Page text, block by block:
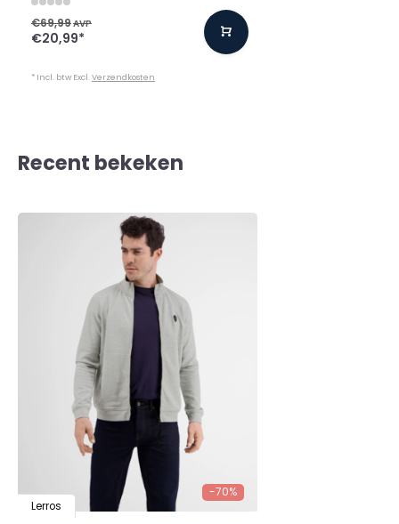
€69,99AVP
€20,99*
* Incl. btw Excl.Verzendkosten
Recent bekeken
-70%
Lerros